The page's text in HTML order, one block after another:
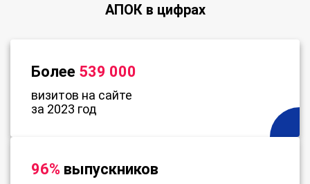
АПОК в цифрах
Более 539 000
визитов на сайте
за 2023 год
96% выпускников